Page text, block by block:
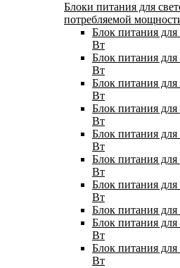
Блоки питания для
потребляемой
Блок питания
Вт
Блок питания
Вт
Блок питания
Вт
Блок питания
Вт
Блок питания
Вт
Блок питания
Вт
Блок питания
Вт
Блок питания
Блок питания
Вт
Блок питания
Вт